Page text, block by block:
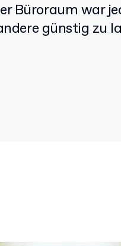
Büroraum war
günstig zu